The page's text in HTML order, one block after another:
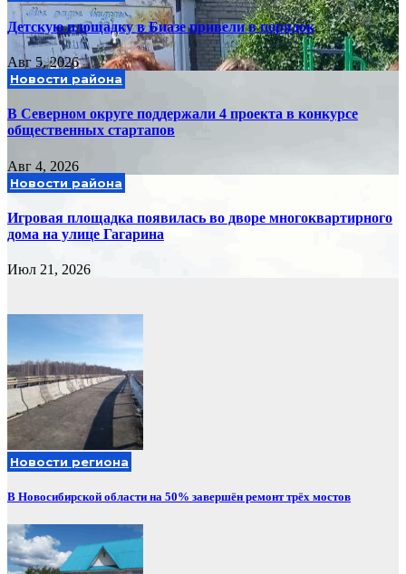
Детскую площадку в Биазе привели в порядок
Авг 5, 2026
Новости района
В Северном округе поддержали 4 проекта в конкурсе
общественных стартапов
Авг 4, 2026
Новости района
Игровая площадка появилась во дворе многоквартирного
дома на улице Гагарина
Июл 21, 2026
Новости региона
В Новосибирской области на 50% завершён ремонт трёх мостов